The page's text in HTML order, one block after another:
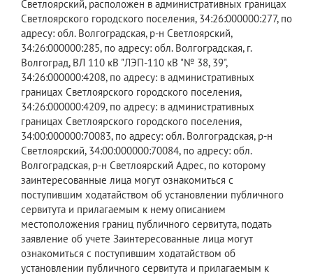
Светлоярский, расположен в административных границах
Светлоярского городского поселения, 34:26:000000:277, по
адресу: обл. Волгоградская, р-н Светлоярский,
34:26:000000:285, по адресу: обл. Волгоградская, г.
Волгоград, ВЛ 110 кВ "ЛЭП-110 кВ "№ 38, 39",
34:26:000000:4208, по адресу: в административных
границах Светлоярского городского поселения,
34:26:000000:4209, по адресу: в административных
границах Светлоярского городского поселения,
34:00:000000:70083, по адресу: обл. Волгоградская, р-н
Светлоярский, 34:00:000000:70084, по адресу: обл.
Волгоградская, р-н Светлоярский Адрес, по которому
заинтересованные лица могут ознакомиться с
поступившим ходатайством об установлении публичного
сервитута и прилагаемым к нему описанием
местоположения границ публичного сервитута, подать
заявление об учете Заинтересованные лица могут
ознакомиться с поступившим ходатайством об
установлении публичного сервитута и прилагаемым к